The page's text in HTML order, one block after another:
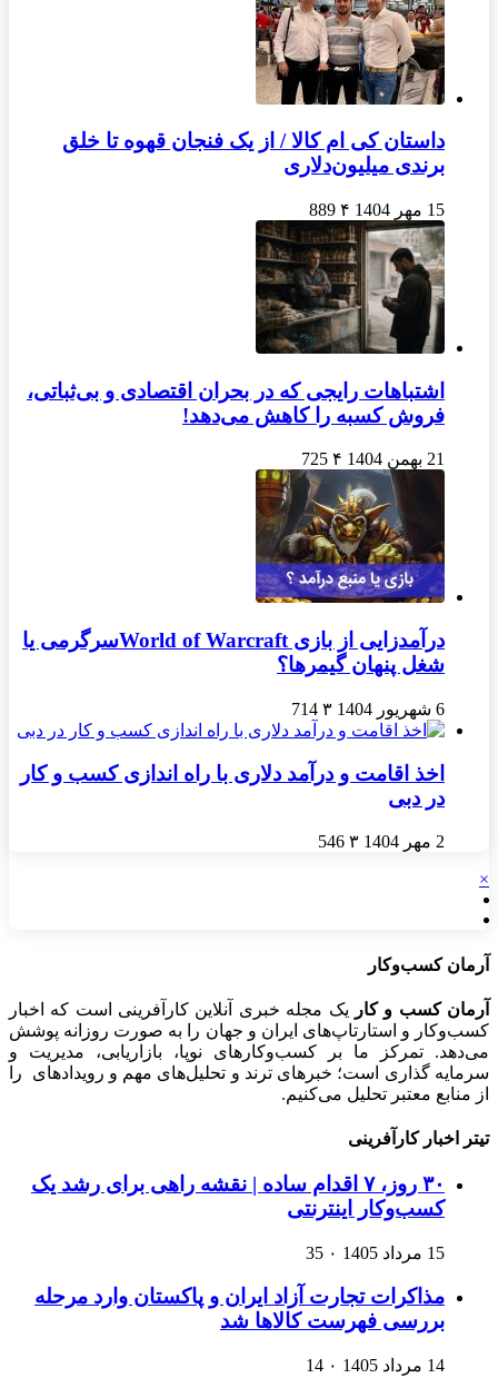
داستان کی ام کالا / از یک فنجان قهوه تا خلق
برندی میلیون‌دلاری
15 مهر 1404 ۴ 889
اشتباهات رایجی که در بحران اقتصادی و بی‌ثباتی،
فروش کسبه را کاهش می‌دهد!
21 بهمن 1404 ۴ 725
درآمدزایی از بازی World of Warcraftسرگرمی یا
شغل پنهان گیمرها؟
6 شهریور 1404 ۳ 714
اخذ اقامت و درآمد دلاری با راه اندازی کسب و کار
در دبی
2 مهر 1404 ۳ 546
×
آرمان کسب‌وکار
آرمان کسب و کار
یک مجله خبری آنلاین کارآفرینی است که اخبار
کسب‌وکار و استارتاپ‌های ایران و جهان را به صورت روزانه پوشش
می‌دهد. تمرکز ما بر کسب‌وکارهای نوپا، بازاریابی، مدیریت و
سرمایه گذاری است؛ خبرهای ترند و تحلیل‌های مهم و رویدادهای را
از منابع معتبر تحلیل می‌کنیم.
تیتر اخبار کارآفرینی
۳۰ روز، ۷ اقدام ساده | نقشه راهی برای رشد یک
کسب‌وکار اینترنتی
15 مرداد 1405 ۰ 35
مذاکرات تجارت آزاد ایران و پاکستان وارد مرحله
بررسی فهرست کالاها شد
14 مرداد 1405 ۰ 14